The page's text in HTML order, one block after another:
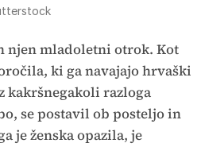
njen mladoletni otrok. Kot
ki ga navajajo hrvaški
kakršnegakoli razloga
se postavil ob posteljo in
je ženska opazila, je